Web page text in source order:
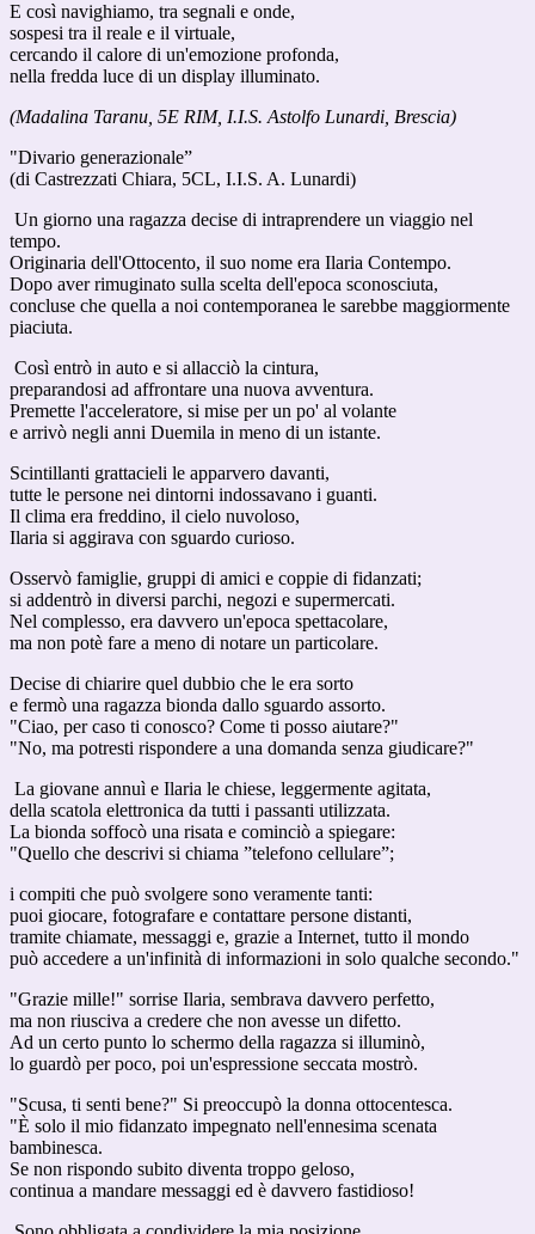
E così navighiamo, tra segnali e onde,
sospesi tra il reale e il virtuale,
cercando il calore di un'emozione profonda,
nella fredda luce di un display illuminato.
(Madalina Taranu, 5E RIM, I.I.S. Astolfo Lunardi, Brescia)
"Divario generazionale”
(di Castrezzati Chiara, 5CL, I.I.S. A. Lunardi)
Un giorno una ragazza decise di intraprendere un viaggio nel
tempo.
Originaria dell'Ottocento, il suo nome era Ilaria Contempo.
Dopo aver rimuginato sulla scelta dell'epoca sconosciuta,
concluse che quella a noi contemporanea le sarebbe maggiormente
piaciuta.
Così entrò in auto e si allacciò la cintura,
preparandosi ad affrontare una nuova avventura.
Premette l'acceleratore, si mise per un po' al volante
e arrivò negli anni Duemila in meno di un istante.
Scintillanti grattacieli le apparvero davanti,
tutte le persone nei dintorni indossavano i guanti.
Il clima era freddino, il cielo nuvoloso,
Ilaria si aggirava con sguardo curioso.
Osservò famiglie, gruppi di amici e coppie di fidanzati;
si addentrò in diversi parchi, negozi e supermercati.
Nel complesso, era davvero un'epoca spettacolare,
ma non potè fare a meno di notare un particolare.
Decise di chiarire quel dubbio che le era sorto
e fermò una ragazza bionda dallo sguardo assorto.
"Ciao, per caso ti conosco? Come ti posso aiutare?"
"No, ma potresti rispondere a una domanda senza giudicare?"
La giovane annuì e Ilaria le chiese, leggermente agitata,
della scatola elettronica da tutti i passanti utilizzata.
La bionda soffocò una risata e cominciò a spiegare:
"Quello che descrivi si chiama ”telefono cellulare”;
i compiti che può svolgere sono veramente tanti:
puoi giocare, fotografare e contattare persone distanti,
tramite chiamate, messaggi e, grazie a Internet, tutto il mondo
può accedere a un'infinità di informazioni in solo qualche secondo."
"Grazie mille!" sorrise Ilaria, sembrava davvero perfetto,
ma non riusciva a credere che non avesse un difetto.
Ad un certo punto lo schermo della ragazza si illuminò,
lo guardò per poco, poi un'espressione seccata mostrò.
"Scusa, ti senti bene?" Si preoccupò la donna ottocentesca.
"È solo il mio fidanzato impegnato nell'ennesima scenata
bambinesca.
Se non rispondo subito diventa troppo geloso,
continua a mandare messaggi ed è davvero fastidioso!